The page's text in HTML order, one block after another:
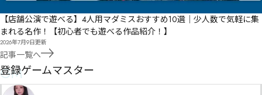
【店舗公演で遊べる】4人用マダミスおすすめ10選｜少人数で気軽に集
まれる名作！【初心者でも遊べる作品紹介！】
2026年7月9日更新
記事一覧へ
GM
登録ゲームマスター